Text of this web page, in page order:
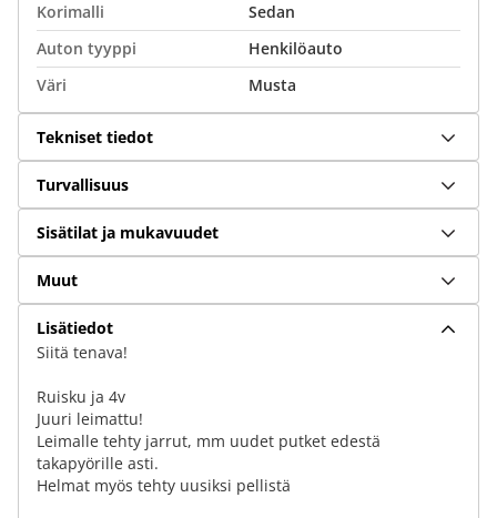
Korimalli
Sedan
Auton tyyppi
Henkilöauto
Väri
Musta
Tekniset tiedot
Turvallisuus
Sisätilat ja mukavuudet
Muut
Lisätiedot
Siitä tenava!
Ruisku ja 4v
Juuri leimattu!
Leimalle tehty jarrut, mm uudet putket edestä
takapyörille asti.
Helmat myös tehty uusiksi pellistä